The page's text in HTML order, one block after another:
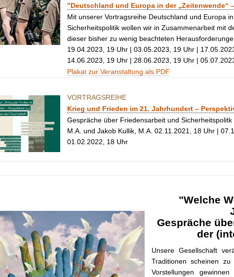
"Deutschland und Europa in der
Mit unserer Vortragsreihe Deutschland und Europa
Sicherheitspolitik wollen wir in Zusammenarbeit mit
dieser bisher zu wenig beachteten
19.04.2023, 19 Uhr | 03.05.2023, 19 Uhr |
14.06.2023, 19 Uhr | 28.06.2023, 19 Uhr |
Plakat zur Veranstaltung als PDF
VORTRAGSREIHE
Krieg und Frieden im 21. Jahrhundert –
Gespräche über Friedensarbeit und
M.A. und Jakob Kullik, M.A. 02.11.2021, 18 Uhr |
01.02.2022, 18 Uhr
"Welche
Gespräche
der
Unsere Gesellschaft
Traditionen scheinen
Vorstellungen